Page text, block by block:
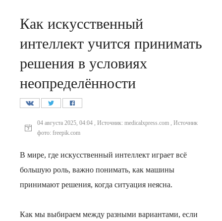
Как искусственный
интеллект учится принимать
решения в условиях
неопределённости
04 августа 2025, 04:04 , Источник: medicalxpress.com , Источник
фото: freepik.com
В мире, где искусственный интеллект играет всё
большую роль, важно понимать, как машины
принимают решения, когда ситуация неясна.
Как мы выбираем между разными вариантами, если